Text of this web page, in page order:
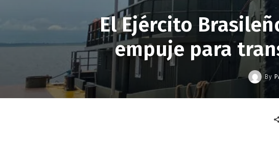
El Ejército
empuje para
By